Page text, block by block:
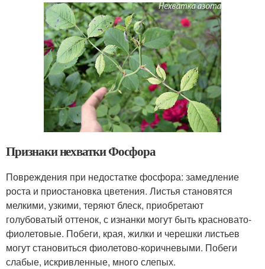
Признаки нехватки Фосфора
Повреждения при недостатке фосфора: замедление
роста и приостановка цветения. Листья становятся
мелкими, узкими, теряют блеск, приобретают
голубоватый оттенок, с изнанки могут быть красновато-
фиолетовые. Побеги, края, жилки и черешки листьев
могут становиться фиолетово-коричневыми. Побеги
слабые, искривленные, много слепых.